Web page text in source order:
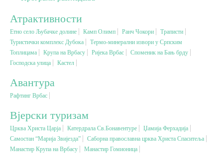
Вјерски туризам
Авантура
Еко туризам
Културни туризам
Гастрономија
Атрактивности
Етно село Љубачке долине Камп Олимп Ранч Чокори
Траписти
Туристички комплекс Дубока
Термо-минерални извори у Српским
Топлицама
Крупа на Врбасу Ријека Врбас
Споменик на Бањ брду
Господска улица
Кастел
Авантура
Рафтинг Врбас
Вјерски туризам
Црква Христа Царја Катердрала Св.Бонавентуре
Џамија Ферхадија
Самостан “Марија Звијезда”
Саборна православна црква Христа Спаситеља
Манастир Крупа на Врбасу
Манастир Гомионица